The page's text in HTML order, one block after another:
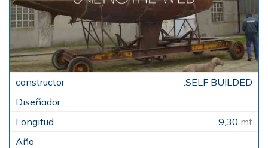
.SELF BUILDED
9,30 mt